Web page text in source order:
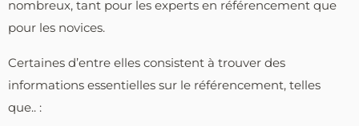
nombreux, tant pour les experts en référencement que
pour les novices.
Certaines d’entre elles consistent à trouver des
informations essentielles sur le référencement, telles
que.. :